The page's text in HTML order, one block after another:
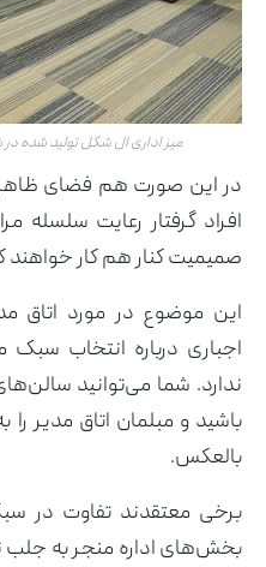
میز اداری ال شکل تولید شده در
در این صورت هم فضای
افراد گرفتار رعایت سلسله
صمیمیت کنار هم کار خواهند
این موضوع در مورد اتاق
اجباری درباره انتخاب سبک
ندارد. شما می‌توانید
باشید و مبلمان اتاق مدیر
بالعکس.
برخی معتقدند تفاوت در
بخش‌های اداره منجر به جلب